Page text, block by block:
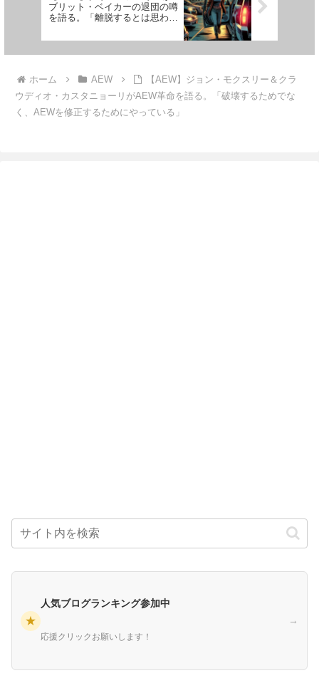
ブリット・ベイカーの退団の噂
を語る。「離脱するとは思わな
ホーム AEW
【AEW】ジョン・モクスリー＆クラ
ウディオ・カスタニョーリがAEW革命を語る。「破壊するためでな
く、AEWを修正するためにやっている」
★
人気ブログランキング参加中
応援クリックお願いします！
→